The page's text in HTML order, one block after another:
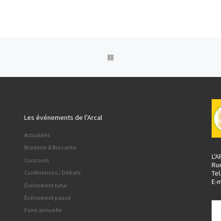
Les événements de l’Arcal
Actualités
Braderie & Brocante
Concours
Conférences / Débats
Événement futur
Événement passé
Foire annuelle
E-